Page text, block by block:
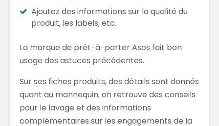
Ajoutez des informations sur la qualité du
produit, les labels, etc.
La marque de prêt-à-porter Asos fait bon
usage des astuces précédentes.
Sur ses fiches produits, des détails sont donnés
quant au mannequin, on retrouve des conseils
pour le lavage et des informations
complémentaires sur les engagements de la